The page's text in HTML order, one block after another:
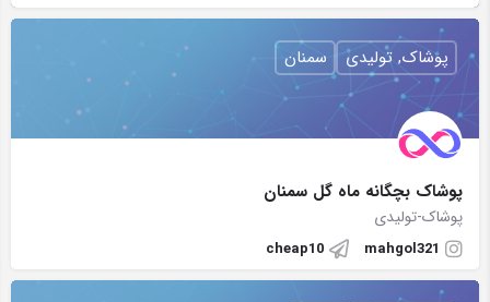
پوشاک بچگانه ماه گل سمنان
پوشاک-تولیدی
mahgol321
cheap10
پوشاک, تولیدی سمنان